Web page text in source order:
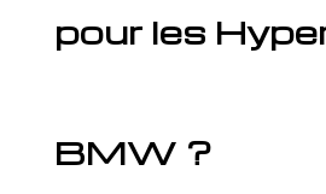
pour les
BMW ?